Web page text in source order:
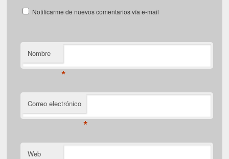
Notificarme de nuevos comentarios vía e-mail
Nombre
*
Correo electrónico
*
Web